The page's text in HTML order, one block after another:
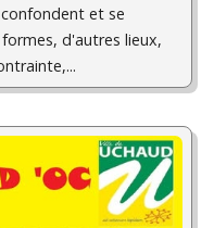
et se
d'autres lieux,